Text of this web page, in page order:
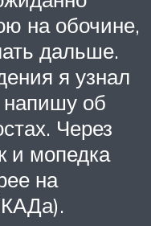
на обочине,
дальше.
я узнал
напишу об
Через
и мопедка
на